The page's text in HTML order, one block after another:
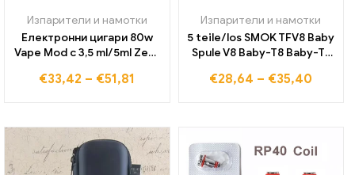
Изпарители и намотки
Електронни цигари 80w
Vape Mod с 3,5 ml/5ml Zeux
Starter Kits 24mm
€33,42 – €51,81
Изпарители и намотки
5 teile/los SMOK TFV8 Baby
Spule V8 Baby-T8 Baby-T6
Core Baby T8 T6 X4 Q2 M2
€28,64 – €35,40